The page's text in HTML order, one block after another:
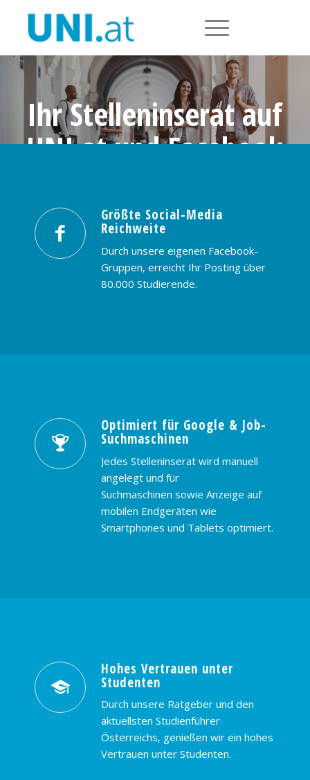
Ihr Stelleninserat auf
UNI.at und Facebook
PREISE & BUCHUNG KONTAKT
Größte Social-Media
Reichweite
Durch unsere eigenen Facebook-
Gruppen, erreicht Ihr Posting über
80.000 Studierende.
Optimiert für Google & Job-
Suchmaschinen
Jedes Stelleninserat wird manuell
angelegt und für
Suchmaschinen sowie Anzeige auf
mobilen Endgeräten wie
Smartphones und Tablets optimiert.
Hohes Vertrauen unter
Studenten
Durch unsere Ratgeber und den
aktuellsten Studienführer
Österreichs, genießen wir ein hohes
Vertrauen unter Studenten.